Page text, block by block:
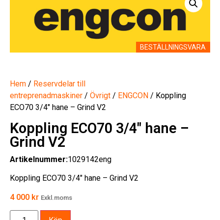
BESTÄLLNINGSVARA
Hem / Reservdelar till
entreprenadmaskiner / Övrigt / ENGCON / Koppling
ECO70 3/4″ hane – Grind V2
Koppling ECO70 3/4″ hane –
Grind V2
Artikelnummer:1029142eng
Koppling ECO70 3/4″ hane – Grind V2
4 000 kr Exkl.moms